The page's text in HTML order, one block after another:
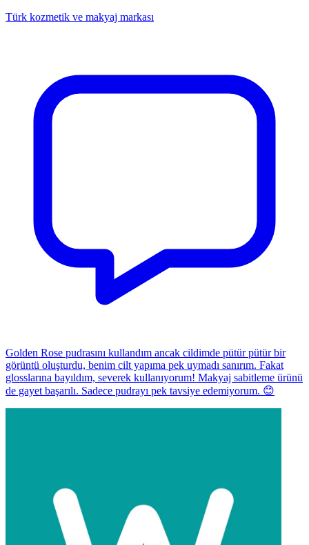
Türk kozmetik ve makyaj markası
Golden Rose pudrasını kullandım ancak cildimde pütür pütür bir
görüntü oluşturdu, benim cilt yapıma pek uymadı sanırım. Fakat
glosslarına bayıldım, severek kullanıyorum! Makyaj sabitleme ürünü
de gayet başarılı. Sadece pudrayı pek tavsiye edemiyorum. 😊